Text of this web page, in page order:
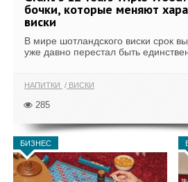
бочки, которые меняют
виски
В мире шотландского виски срок
уже давно перестал быть
НАПИТКИ ВИСКИ
285
БИЗНЕС